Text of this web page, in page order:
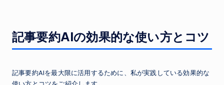
記事要約AIの効果的な使い方とコツ
記事要約AIを最大限に活用するために、私が実践している効果的な